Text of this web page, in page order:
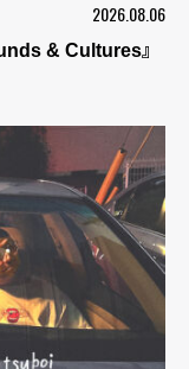
2026.08.06
& Cultures』